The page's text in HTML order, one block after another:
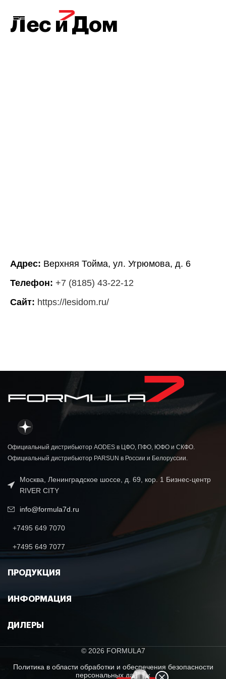
Лес и Дом
Адрес: Верхняя Тойма, ул. Угрюмова, д. 6
Телефон: +7 (8185) 43-22-12
Сайт: https://lesidom.ru/
Официальный дистрибьютор AODES в ЦФО, ПФО, ЮФО и СКФО.
Официальный дистрибьютор PARSUN в России и Белоруссии.
Москва, Ленинградское шоссе, д. 69, кор. 1 Бизнес-центр
RIVER CITY
info@formula7d.ru
+7495 649 7070
+7495 649 7077
ПРОДУКЦИЯ
ИНФОРМАЦИЯ
ДИЛЕРЫ
© 2026 FORMULA7
Политика в области обработки и обеспечения безопасности
персональных данных